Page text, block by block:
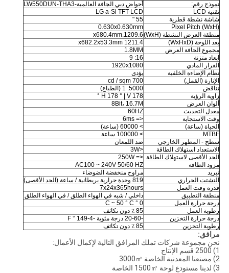
نموذج رقم:
أحواض دبي الجافة العالمية-LW550DUN-THA3
تقنية LCD
LG a-Si TFT-LCD
شاشة نشطة قطرية
55 "
Pixel Pitch (WxH)
0.630x0.630mm
منطقة العرض النشطة (WxH)
1209.6.x680.4mm
بعد اللوحة (WxHxD)
1211.4 x682.2x53.3mm
مجموع الحافة العرض
1.8MM
ابعاد متزنة
16: 9
القرار المادي
1920x1080
نظام الإضاءة الخلفية
يؤدى
الإنارة (القمل)
700 cd / sqm
تناقض
5000: 1 (الطباع)
زاوية الرؤية
H 178 ° | V 178 °
ألوان العرض
8Bit، 16.7M
معدل التحديث
60HZ
وقت الاستجابة
<= 6ms
الحياة (ساعة)
> 60000 (ساعة)
MTBF
> 100000 ساعة
سطح - المظهر الخارجي
ضد اللمعان
الاستعداد استهلاك الطاقة
<3W
الحد الأقصى لاستهلاك الطاقة <= 250W
مزود الطاقة
AC100 ~ 240V 50/60 HZ
تبريد
مراوح منخفضة الضوضاء
التشتت الحراري
819 وحدة حرارية بريطانية / ساعة (الحد الأقصى)
قدرة وقت العمل
7x24x365hours
منطقة التطبيق
داخلي / شبه في الهواء الطلق / في الهواء الطلق
درجة حرارة العمل
0 ° C ~ 50 ° C
رطوبة العمل
85 ٪ دون تكاثف
درجة حرارة التخزين
-20-60 درجة مئوية
-4-149 ° F
رطوبة التخزين
85 ٪ دون تكاثف
مرافق:
نحن مجموعة شركات تملك المرافق التالية لإكمال الأعمال:
1) 2500 قسم الإنتاج
2) مصنعنا المعدنية الخاصة 3000㎡
3) لدينا مستودع لوحة 1500㎡ الخاصة